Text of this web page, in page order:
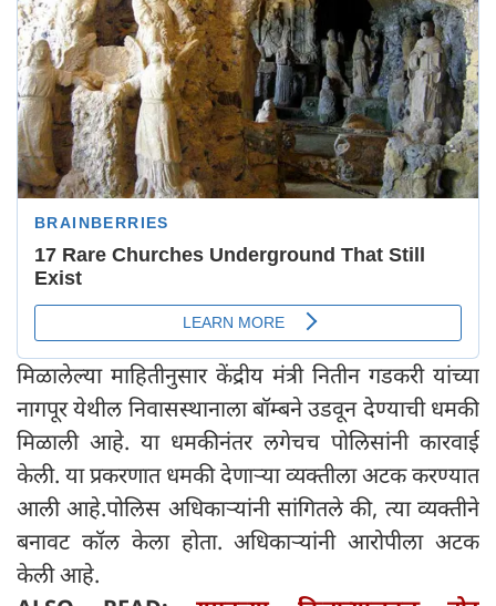
मिळालेल्या माहितीनुसार केंद्रीय मंत्री नितीन गडकरी यांच्या
नागपूर येथील निवासस्थानाला बॉम्बने उडवून देण्याची धमकी
मिळाली आहे. या धमकीनंतर लगेचच पोलिसांनी कारवाई
केली. या प्रकरणात धमकी देणाऱ्या व्यक्तीला अटक करण्यात
आली आहे.पोलिस अधिकाऱ्यांनी सांगितले की, त्या व्यक्तीने
बनावट कॉल केला होता. अधिकाऱ्यांनी आरोपीला अटक
केली आहे.